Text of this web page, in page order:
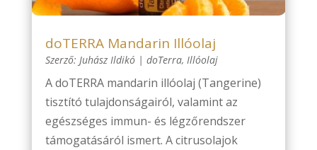
doTERRA Mandarin Illóolaj
Szerző: Juhász Ildikó| doTerra, Illóolaj
A doTERRA mandarin illóolaj (Tangerine)
tisztító tulajdonságairól, valamint az
egészséges immun- és légzőrendszer
támogatásáról ismert. A citrusolajok